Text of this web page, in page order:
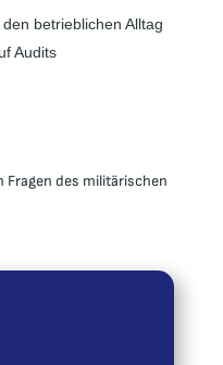
betrieblichen Alltag
Audits
des militärischen